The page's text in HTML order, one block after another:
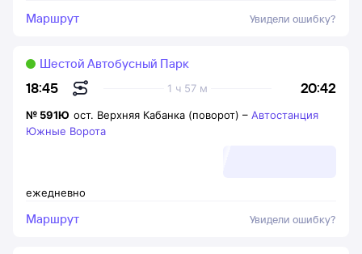
Маршрут Увидели ошибку?
18:45 20:42
1 ч 57 м
Шестой Автобусный Парк
ежедневно
№ 591Ю ост. Верхняя Кабанка (поворот) – Автостанция
Южные Ворота
Маршрут Увидели ошибку?